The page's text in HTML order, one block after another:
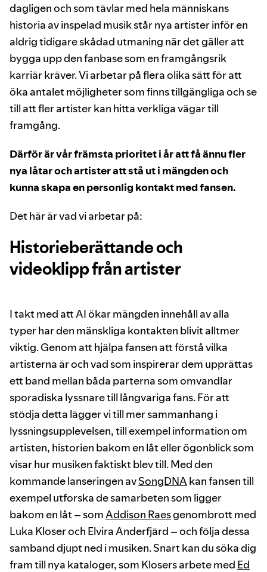
dagligen och som tävlar med hela människans
historia av inspelad musik står nya artister inför en
aldrig tidigare skådad utmaning när det gäller att
bygga upp den fanbase som en framgångsrik
karriär kräver. Vi arbetar på flera olika sätt för att
öka antalet möjligheter som finns tillgängliga och se
till att fler artister kan hitta verkliga vägar till
framgång.
Därför är vår främsta prioritet i år att få ännu fler
nya låtar och artister att stå ut i mängden och
kunna skapa en personlig kontakt med fansen.
Det här är vad vi arbetar på:
Historieberättande och
videoklipp från artister
I takt med att AI ökar mängden innehåll av alla
typer har den mänskliga kontakten blivit alltmer
viktig. Genom att hjälpa fansen att förstå vilka
artisterna är och vad som inspirerar dem upprättas
ett band mellan båda parterna som omvandlar
sporadiska lyssnare till långvariga fans. För att
stödja detta lägger vi till mer sammanhang i
lyssningsupplevelsen, till exempel information om
artisten, historien bakom en låt eller ögonblick som
visar hur musiken faktiskt blev till. Med den
kommande lanseringen avSongDNA kan fansen till
exempel utforska de samarbeten som ligger
bakom en låt – somAddison Raesgenombrott med
Luka Kloser och Elvira Anderfjärd – och följa dessa
samband djupt ned i musiken. Snart kan du söka dig
fram till nya kataloger, som Klosers arbete med Ed